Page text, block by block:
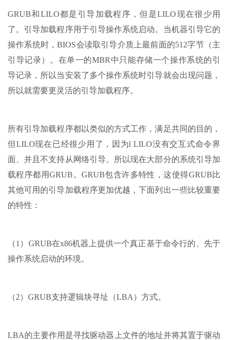
GRUB和LILO都是引导加载程序，但是LILO现在很少用
了。引导加载程序用于引导操作系统启动。当机器引导它的
操作系统时，BIOS会读取引导介质上最前面的512字节（主
引导记录）。在单一的MBR中只能存储一个操作系统的引
导记录，所以当安装了多个操作系统时引导就会出现问题，
所以就需要更灵活的引导加载程序。
所有引导加载程序都以类似的方式工作，满足共同的目的，
但LILO现在已经很少用了，因为l LILO没有交互式命令界
面、并且不支持从网络引导。所以现在大部分的系统引导加
载程序都用GRUB。GRUB包含许多特性，这使得GRUB比
其他可用的引导加载程序更加优越，下面列出一些比较重要
的特性：
（1）GRUB在x86机器上提供一个真正基于命令行的、先于
操作系统启动的环境。
（2）GRUB支持逻辑块寻址（LBA）方式。
LBA的主要作用是寻找驱动器上文件的地址并将其置于驱动